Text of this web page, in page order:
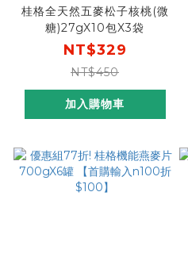
桂格全天然五麥松子核桃(微
糖)27gX10包X3袋
NT$329
NT$450
加入購物車